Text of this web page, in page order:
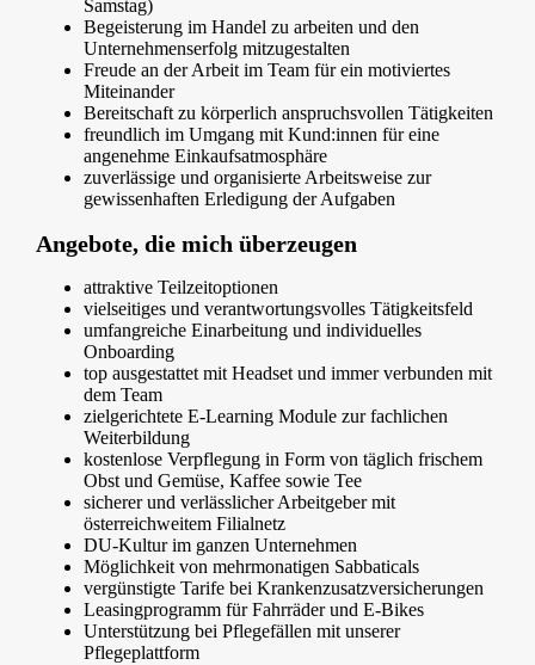
Samstag)
Begeisterung im Handel zu arbeiten und den
Unternehmenserfolg mitzugestalten
Freude an der Arbeit im Team für ein motiviertes
Miteinander
Bereitschaft zu körperlich anspruchsvollen Tätigkeiten
freundlich im Umgang mit Kund:innen für eine
angenehme Einkaufsatmosphäre
zuverlässige und organisierte Arbeitsweise zur
gewissenhaften Erledigung der Aufgaben
Angebote, die mich überzeugen
attraktive Teilzeitoptionen
vielseitiges und verantwortungsvolles Tätigkeitsfeld
umfangreiche Einarbeitung und individuelles
Onboarding
top ausgestattet mit Headset und immer verbunden mit
dem Team
zielgerichtete E-Learning Module zur fachlichen
Weiterbildung
kostenlose Verpflegung in Form von täglich frischem
Obst und Gemüse, Kaffee sowie Tee
sicherer und verlässlicher Arbeitgeber mit
österreichweitem Filialnetz
DU-Kultur im ganzen Unternehmen
Möglichkeit von mehrmonatigen Sabbaticals
vergünstigte Tarife bei Krankenzusatzversicherungen
Leasingprogramm für Fahrräder und E-Bikes
Unterstützung bei Pflegefällen mit unserer
Pflegeplattform